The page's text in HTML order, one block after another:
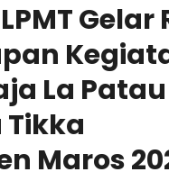
LPMT
La Patau
Maros